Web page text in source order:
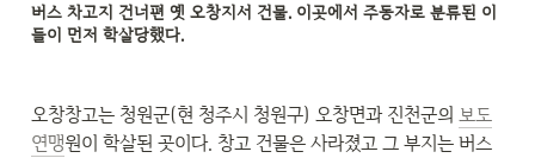
버스 차고지 건너편 옛 오창지서 건물. 이곳에서 주동자로 분류된 이
들이 먼저 학살당했다.
오창창고는 청원군(현 청주시 청원구) 오창면과 진천군의 보도
연맹원이 학살된 곳이다. 창고 건물은 사라졌고 그 부지는 버스